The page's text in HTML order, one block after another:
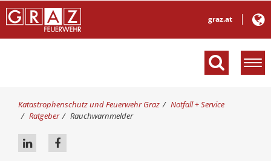
graz.at
M
e
S
i
Katastrophenschutz und Feuerwehr Graz
Notfall + Service
Ratgeber
Rauchwarnmelder
A
A